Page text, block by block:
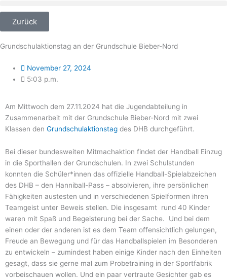
Zurück
Grundschulaktionstag an der Grundschule Bieber-Nord
November 27, 2024
5:03 p.m.
Am Mittwoch dem 27.11.2024 hat die Jugendabteilung in
Zusammenarbeit mit der Grundschule Bieber-Nord mit zwei
Klassen den Grundschulaktionstag des DHB durchgeführt.
Bei dieser bundesweiten Mitmachaktion findet der Handball Einzug
in die Sporthallen der Grundschulen. In zwei Schulstunden
konnten die Schüler*innen das offizielle Handball-​​Spielabzeichen
des DHB – den Hanniball-​​Pass – absolvieren, ihre persönlichen
Fähigkeiten austesten und in verschiedenen Spielformen ihren
Teamgeist unter Beweis stellen. Die insgesamt rund 40 Kinder
waren mit Spaß und Begeisterung bei der Sache. Und bei dem
einen oder der anderen ist es dem Team offensichtlich gelungen,
Freude an Bewegung und für das Handballspielen im Besonderen
zu entwickeln – zumindest haben einige Kinder nach den Einheiten
gesagt, dass sie gerne mal zum Probetraining in der Sportfabrik
vorbeischauen wollen. Und ein paar vertraute Gesichter gab es